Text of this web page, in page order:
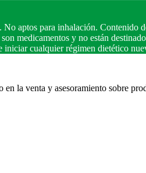
aptos para inhalación.
medicamentos y no están
iniciar cualquier régimen dietético
en la venta y asesoramiento sobre